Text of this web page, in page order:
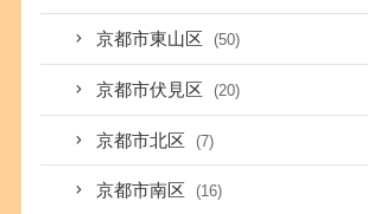
京都市東山区 (50)
京都市伏見区 (20)
京都市北区 (7)
京都市南区 (16)